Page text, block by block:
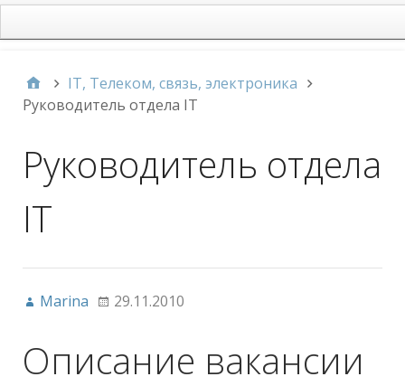
IT, Телеком, связь, электроника
Руководитель отдела IT
Руководитель отдела
IT
Marina 29.11.2010
Описание вакансии